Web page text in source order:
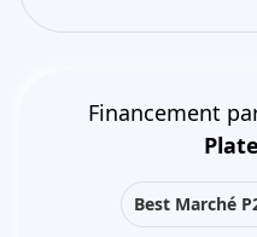
Financement
Best Marché